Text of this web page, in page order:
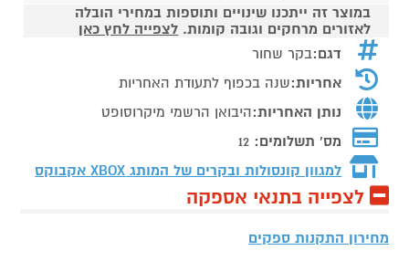
במוצר זה ייתכנו שינויים ותוספות במחירי הובלה
לאזורים מרחקים וגובה קומות. לצפייה לחץ כאן
דגם:בקר שחור
אחריות:שנה בכפוף לתעודת האחריות
נותן האחריות:היבואן הרשמי מיקרוסופט
מס' תשלומים: 12
למגוון קונסולות ובקרים של המותג XBOX אקבוקס
לצפייה בתנאי אספקה
מחירון התקנות ספקים